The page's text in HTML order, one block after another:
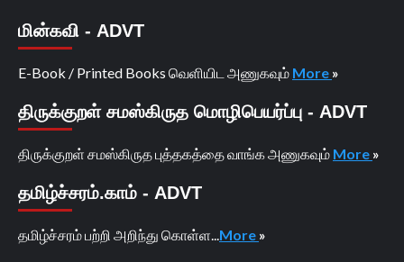
மின்கவி - ADVT
E-Book / Printed Books வெளியிட அணுகவும் More »
திருக்குறள் சமஸ்கிருத மொழிபெயர்ப்பு - ADVT
திருக்குறள் சமஸ்கிருத புத்தகத்தை வாங்க அணுகவும் More »
தமிழ்ச்சரம்.காம் - ADVT
தமிழ்ச்சரம் பற்றி அறிந்து கொள்ள... More »